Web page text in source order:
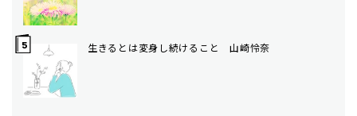
生きるとは変身し続けること 山崎怜奈